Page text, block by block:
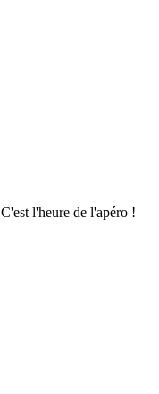
C'est l'heure de l'apéro !